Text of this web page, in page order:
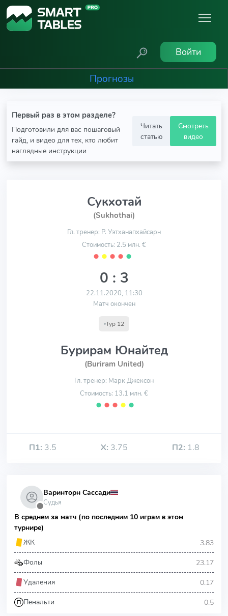
Войти
Прогнозы
Первый раз в этом разделе?
Подготовили для вас пошаговый
гайд, и видео для тех, кто любит
наглядные инструкции
Читать
статью
Смотреть
видео
Сукхотай
(Sukhothai)
Гл. тренер: Р. Уэтханапхайсарн
Стоимость: 2.5 млн. €
⬤ ⬤ ⬤ ⬤ ⬤
0 : 3
22.11.2020, 11:30
Матч окончен
Тур 12
Бурирам Юнайтед
(Buriram United)
Гл. тренер: Марк Джексон
Стоимость: 13.1 млн. €
⬤ ⬤ ⬤ ⬤ ⬤
П1: 3.5 Х: 3.75 П2: 1.8
⬤
Варинторн Сассади
Судья
В среднем за матч (по последним 10 играм в этом
турнире)
ЖК
3.83
Фолы 23.17
Удаления 0.17
Пенальти 0.5